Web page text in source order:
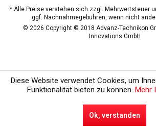
* Alle Preise verstehen sich zzgl. Mehrwertsteuer
ggf. Nachnahmegebühren, wenn nicht
© 2026 Copyright © 2018 Advanz-Technikon
Innovations GmbH
Diese Website verwendet Cookies, um
Funktionalität bieten zu können. Mehr
Ok, verstanden